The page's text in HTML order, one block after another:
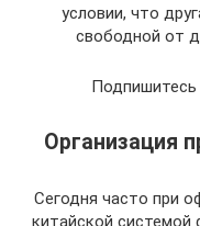
условии, что
свободной от
Организация
Сегодня часто при
китайской системой